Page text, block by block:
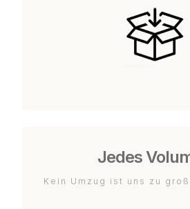
Jedes
Kein Umzug ist uns zu